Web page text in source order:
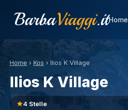
BarbaViaggi.itHome
Home › Kos › Ilios K Village
Ilios K Village
4 Stelle